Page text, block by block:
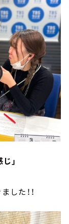
」
した！！